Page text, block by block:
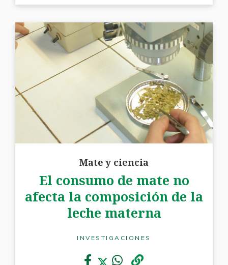
Mate y ciencia
El consumo de mate no
afecta la composición de la
leche materna
INVESTIGACIONES